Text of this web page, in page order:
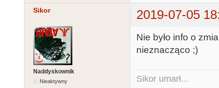
Sikor 2019-07-05
Naddyskownik
Nieaktywny
Nie było info o
nieznacząco ;)
Sikor umarł...